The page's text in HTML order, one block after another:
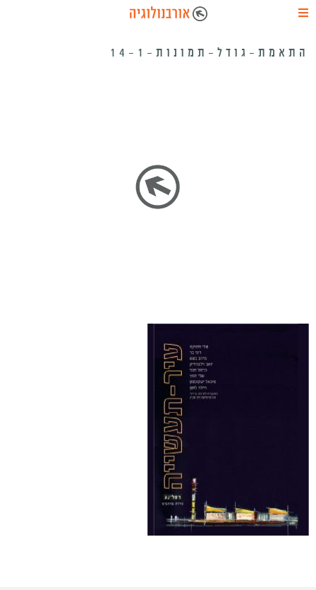
התאמת-גודל-תמונות-14-1